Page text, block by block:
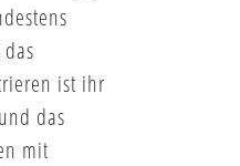
ist ihr
das
mit